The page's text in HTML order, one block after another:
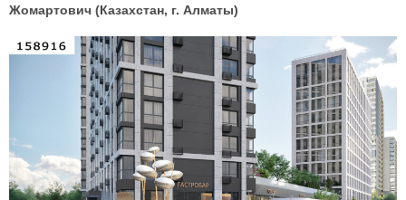
Жомартович (Казахстан, г. Алматы)